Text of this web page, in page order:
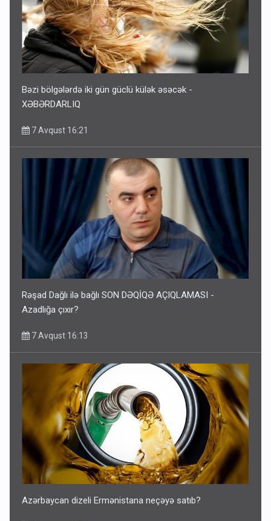
Bəzi bölgələrdə iki gün güclü külək əsəcək -
XƏBƏRDARLIQ
7 Avqust 16:21
Rəşad Dağlı ilə bağlı SON DƏQİQƏ AÇIQLAMASI -
Azadlığa çıxır?
7 Avqust 16:13
Azərbaycan dizeli Ermənistana neçəyə satıb?